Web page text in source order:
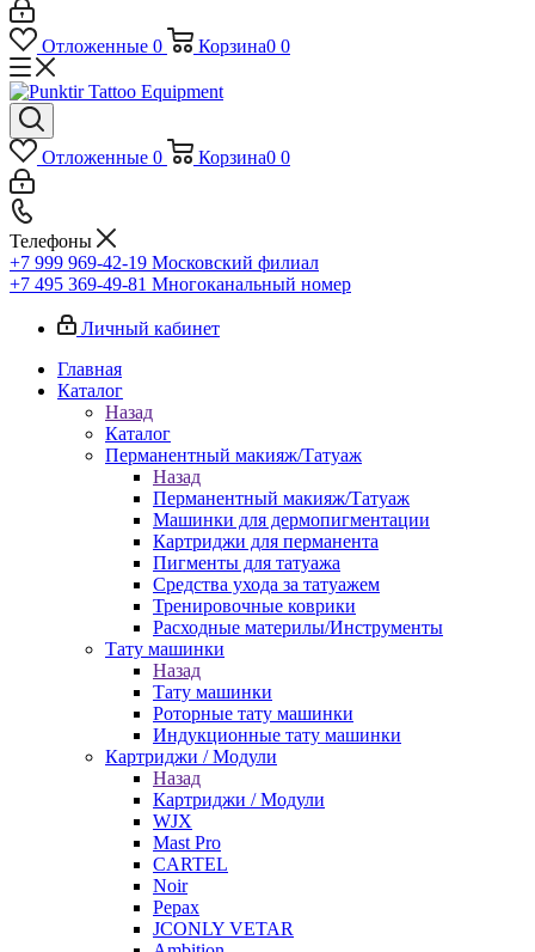
Отложенные 0 Корзина0 0
Отложенные 0 Корзина0 0
Телефоны
+7 999 969-42-19 Московский филиал
+7 495 369-49-81 Многоканальный номер
Личный кабинет
Главная
Каталог
Назад
Каталог
Перманентный макияж/Татуаж
Назад
Перманентный макияж/Татуаж
Машинки для дермопигментации
Картриджи для перманента
Пигменты для татуажа
Средства ухода за татуажем
Тренировочные коврики
Расходные материлы/Инструменты
Тату машинки
Назад
Тату машинки
Роторные тату машинки
Индукционные тату машинки
Картриджи / Модули
Назад
Картриджи / Модули
WJX
Mast Pro
CARTEL
Noir
Pepax
JCONLY VETAR